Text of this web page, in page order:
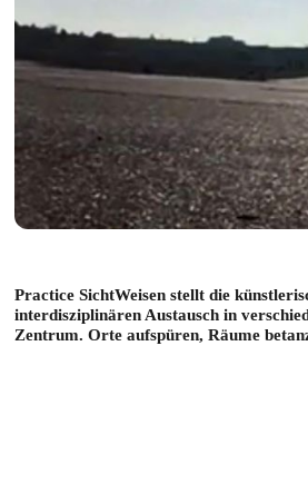
Practice SichtWeisen stellt die
interdisziplinären Austausch in
Zentrum. Orte aufspüren, Räume